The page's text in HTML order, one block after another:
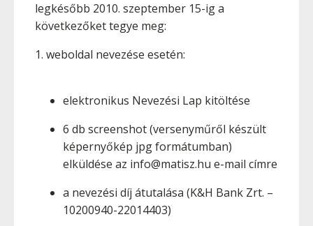
legkésőbb 2010. szeptember 15-ig a
következőket tegye meg:
1. weboldal nevezése esetén:
elektronikus Nevezési Lap kitöltése
6 db screenshot (versenyműről készült
képernyőkép jpg formátumban)
elküldése az info@matisz.hu e-mail címre
a nevezési díj átutalása (K&H Bank Zrt. –
10200940-22014403)